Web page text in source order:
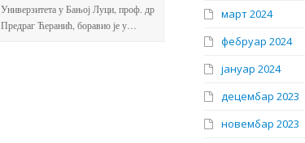
Универзитета у Бањој Луци, проф. др
Предраг Ћеранић, боравио је у…
март 2024
фебруар 2024
јануар 2024
децембар 2023
новембар 2023